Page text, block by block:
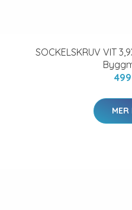
SOCKELSKRUV VIT
499
MER